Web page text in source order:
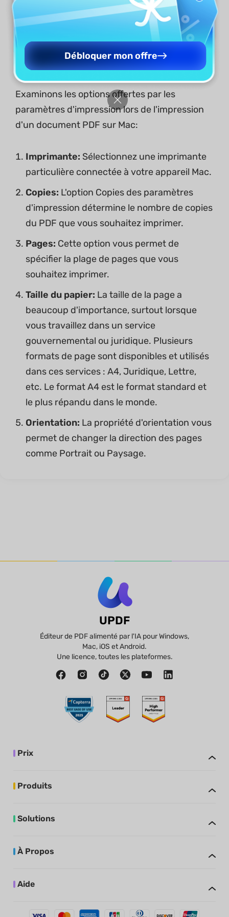
Paramètres d'impression
Examinons les options offertes par les
paramètres d'impression lors de l'impression
d'un document PDF sur Mac:
Imprimante: Sélectionnez une imprimante
particulière connectée à votre appareil Mac.
Copies: L'option Copies des paramètres
d'impression détermine le nombre de copies
du PDF que vous souhaitez imprimer.
Pages: Cette option vous permet de
spécifier la plage de pages que vous
souhaitez imprimer.
Taille du papier: La taille de la page a
beaucoup d'importance, surtout lorsque
vous travaillez dans un service
gouvernemental ou juridique. Plusieurs
formats de page sont disponibles et utilisés
dans ces services : A4, Juridique, Lettre,
etc. Le format A4 est le format standard et
le plus répandu dans le monde.
Orientation: La propriété d'orientation vous
permet de changer la direction des pages
comme Portrait ou Paysage.
Débloquer mon offre
UPDF
Éditeur de PDF alimenté par l'IA pour Windows,
Mac, iOS et Android.
Une licence, toutes les plateformes.
Prix
Produits
Solutions
À Propos
Aide